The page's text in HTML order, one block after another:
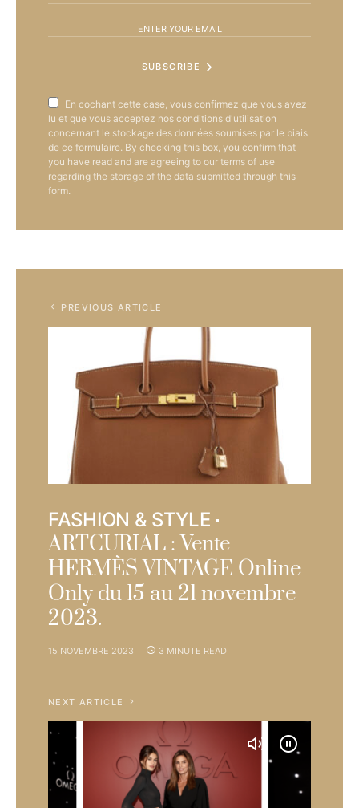
SUBSCRIBE
En cochant cette case, vous confirmez que vous avez
lu et que vous acceptez nos conditions d'utilisation
concernant le stockage des données soumises par le biais
de ce formulaire. By checking this box, you confirm that
you have read and are agreeing to our terms of use
regarding the storage of the data submitted through this
form.
PREVIOUS ARTICLE
FASHION & STYLE
ARTCURIAL : Vente
HERMÈS VINTAGE Online
Only du 15 au 21 novembre
2023.
15 NOVEMBRE 2023 3 MINUTE READ
NEXT ARTICLE